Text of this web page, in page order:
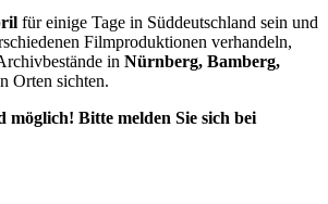
für einige Tage in Süddeutschland sein und
Filmproduktionen verhandeln,
in Nürnberg, Bamberg,
Orten sichten.
möglich! Bitte melden Sie sich bei